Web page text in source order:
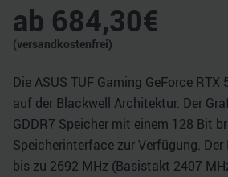
ab 684,30€
(versandkostenfrei)
Die ASUS TUF Gaming GeForce RTX
auf der Blackwell Architektur. Der
GDDR7 Speicher mit einem 128 Bit
Speicherinterface zur Verfügung.
bis zu 2692 MHz (Basistakt 2407